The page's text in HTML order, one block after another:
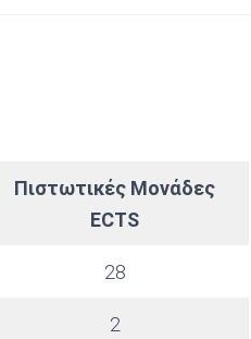
Πιστωτικές Μονάδες
ECTS
28
2